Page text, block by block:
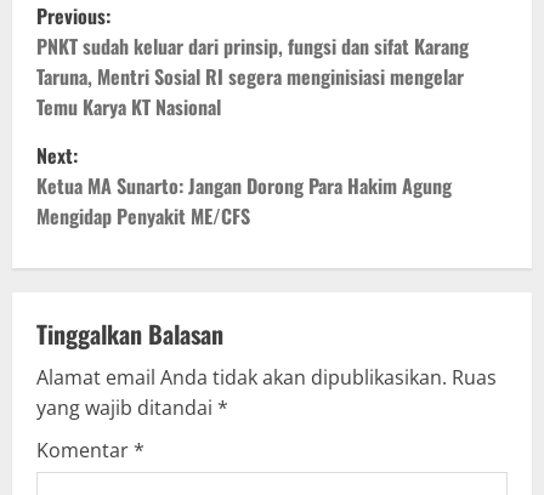
o
s
t
n
a
v
i
g
a
Previous:
PNKT sudah keluar dari prinsip, fungsi dan sifat Karang
Taruna, Mentri Sosial RI segera menginisiasi mengelar
Temu Karya KT Nasional
Next:
Ketua MA Sunarto: Jangan Dorong Para Hakim Agung
Mengidap Penyakit ME/CFS
Tinggalkan Balasan
Alamat email Anda tidak akan dipublikasikan. Ruas
yang wajib ditandai *
Komentar*